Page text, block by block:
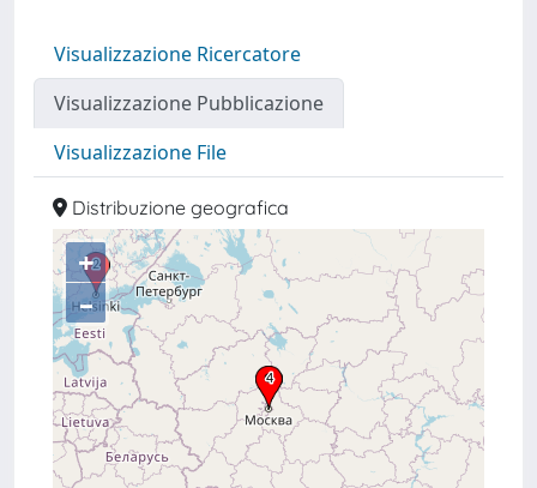
Visualizzazione Ricercatore
Visualizzazione Pubblicazione
Visualizzazione File
Distribuzione geografica
+
–